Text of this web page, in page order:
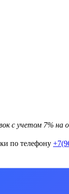
с учетом 7% на
по телефону